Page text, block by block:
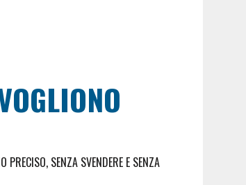
SENZA SVENDERE E SENZA